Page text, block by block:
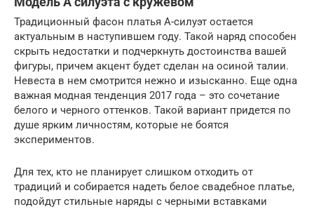
Традиционный фасон платья А-силуэт остается
актуальным в наступившем году. Такой наряд способен
скрыть недостатки и подчеркнуть достоинства вашей
фигуры, причем акцент будет сделан на осиной талии.
Невеста в нем смотрится нежно и изысканно. Еще одна
важная модная тенденция 2017 года – это сочетание
белого и черного оттенков. Такой вариант придется по
душе ярким личностям, которые не боятся
экспериментов.
Для тех, кто не планирует слишком отходить от
традиций и собирается надеть белое свадебное платье,
подойдут стильные наряды с черными вставками